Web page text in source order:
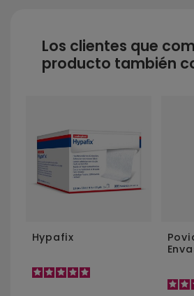
Los clientes que
producto también
Hypafix